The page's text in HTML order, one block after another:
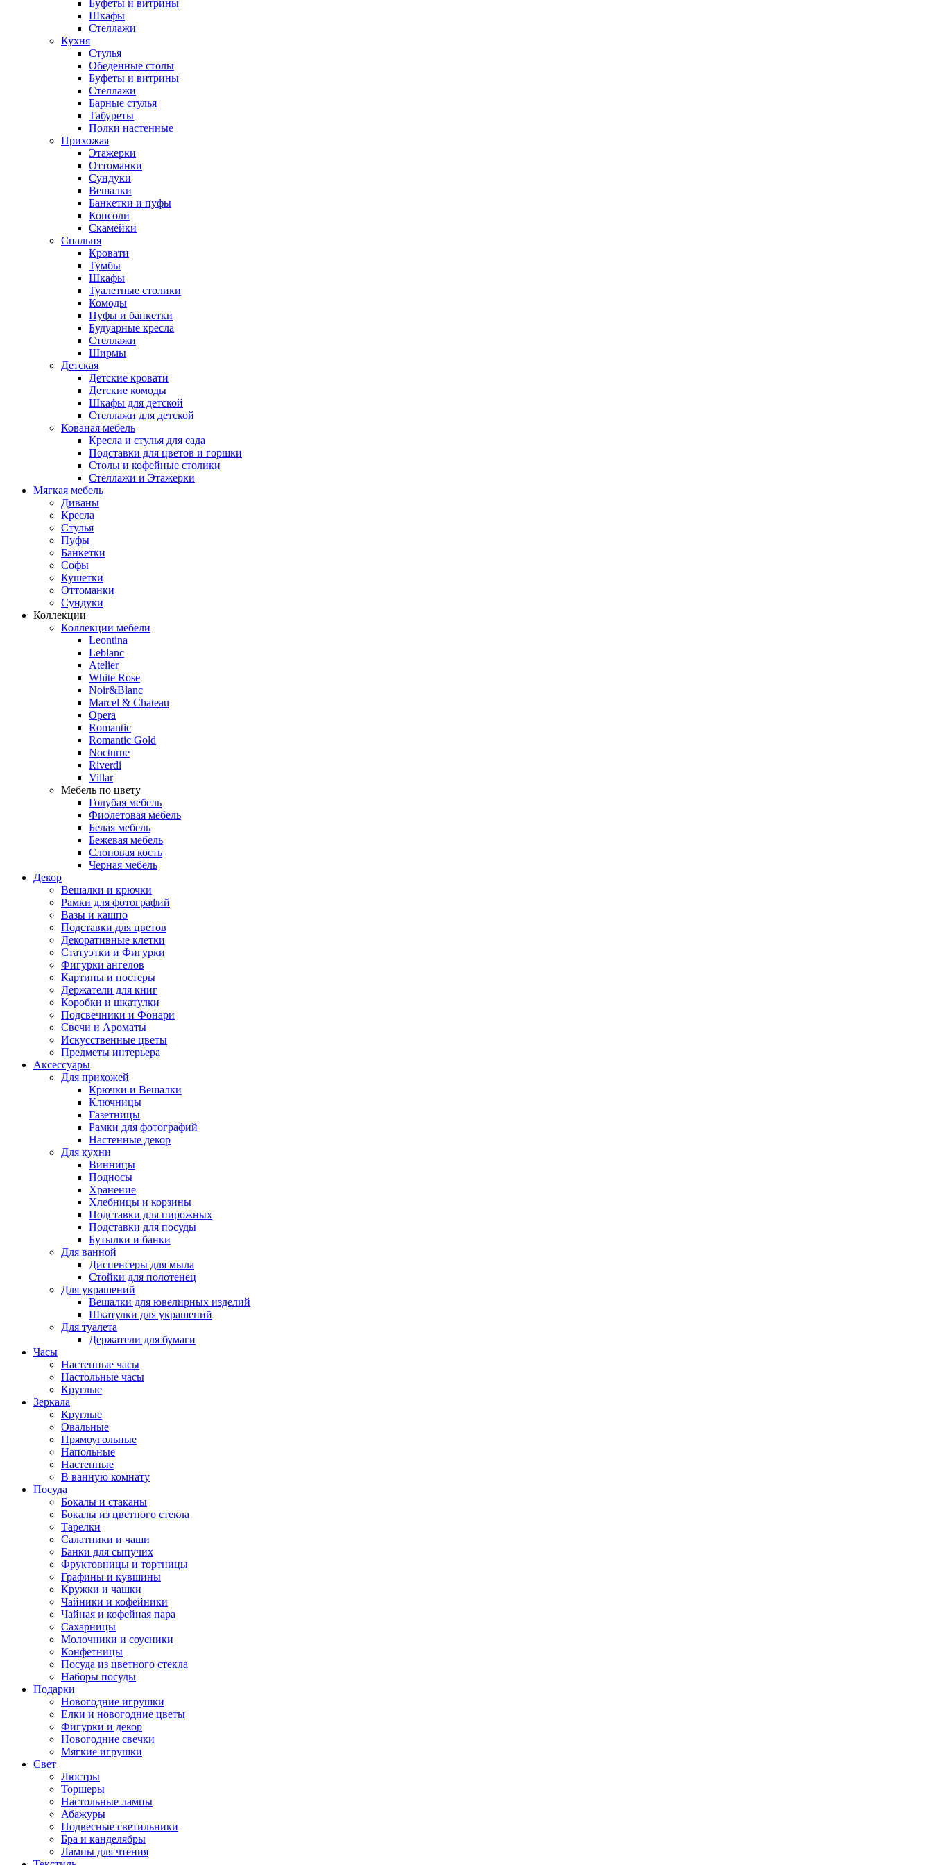
Буфеты и витрины
Шкафы
Стеллажи
Кухня
Стулья
Обеденные столы
Буфеты и витрины
Стеллажи
Барные стулья
Табуреты
Полки настенные
Прихожая
Этажерки
Оттоманки
Сундуки
Вешалки
Банкетки и пуфы
Консоли
Скамейки
Спальня
Кровати
Тумбы
Шкафы
Туалетные столики
Комоды
Пуфы и банкетки
Будуарные кресла
Стеллажи
Ширмы
Детская
Детские кровати
Детские комоды
Шкафы для детской
Стеллажи для детской
Кованая мебель
Кресла и стулья для сада
Подставки для цветов и горшки
Столы и кофейные столики
Стеллажи и Этажерки
Мягкая мебель
Диваны
Кресла
Стулья
Пуфы
Банкетки
Софы
Кушетки
Оттоманки
Сундуки
Коллекции
Коллекции мебели
Leontina
Leblanc
Аtelier
White Rose
Noir&Blanc
Marcel & Chateau
Opera
Romantic
Romantic Gold
Nocturne
Riverdi
Villar
Мебель по цвету
Голубая мебель
Фиолетовая мебель
Белая мебель
Бежевая мебель
Слоновая кость
Черная мебель
Декор
Вешалки и крючки
Рамки для фотографий
Вазы и кашпо
Подставки для цветов
Декоративные клетки
Статуэтки и Фигурки
Фигурки ангелов
Картины и постеры
Держатели для книг
Коробки и шкатулки
Подсвечники и Фонари
Свечи и Ароматы
Искусственные цветы
Предметы интерьера
Аксессуары
Для прихожей
Крючки и Вешалки
Ключницы
Газетницы
Рамки для фотографий
Настенные декор
Для кухни
Винницы
Подносы
Хранение
Хлебницы и корзины
Подставки для пирожных
Подставки для посуды
Бутылки и банки
Для ванной
Диспенсеры для мыла
Стойки для полотенец
Для украшений
Вешалки для ювелирных изделий
Шкатулки для украшений
Для туалета
Держатели для бумаги
Часы
Настенные часы
Настольные часы
Круглые
Зеркала
Круглые
Овальные
Прямоугольные
Напольные
Настенные
В ванную комнату
Посуда
Бокалы и стаканы
Бокалы из цветного стекла
Тарелки
Салатники и чаши
Банки для сыпучих
Фруктовницы и тортницы
Графины и кувшины
Кружки и чашки
Чайники и кофейники
Чайная и кофейная пара
Сахарницы
Молочники и соусники
Конфетницы
Посуда из цветного стекла
Наборы посуды
Подарки
Новогодние игрушки
Елки и новогодние цветы
Фигурки и декор
Новогодние свечки
Мягкие игрушки
Свет
Люстры
Торшеры
Настольные лампы
Абажуры
Подвесные светильники
Бра и канделябры
Лампы для чтения